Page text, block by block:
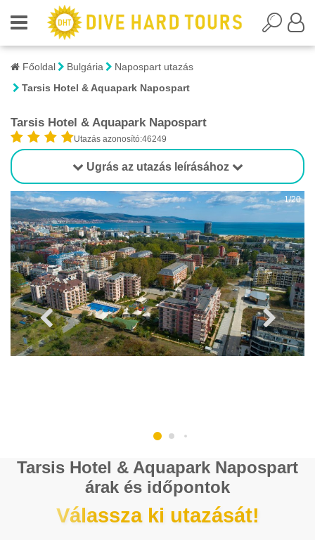
Főoldal Bulgária
Napospart utazás
Tarsis Hotel & Aquapark Napospart
Tarsis Hotel & Aquapark Napospart
Utazás azonosító:46249
Ugrás az utazás leírásához
1/20
Tarsis Hotel & Aquapark Napospart
árak és időpontok
Válassza ki utazását!